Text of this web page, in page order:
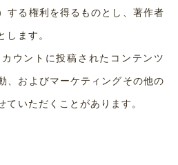
する権利を得るものとし、著作者
します。
ウントに投稿されたコンテンツ
、およびマーケティングその他の
ていただくことがあります。